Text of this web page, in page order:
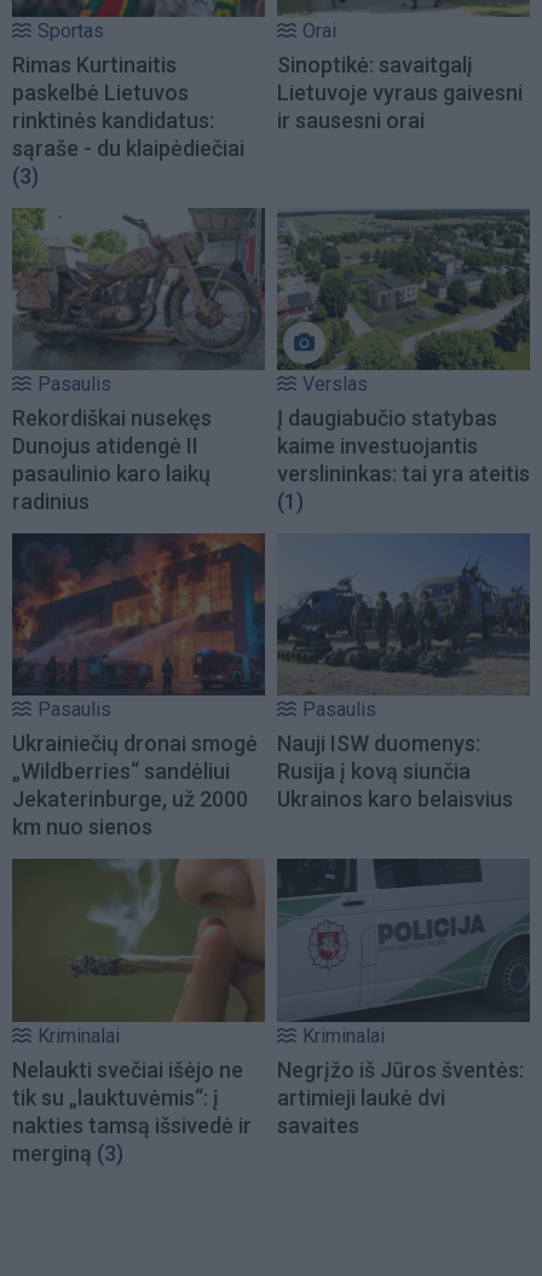
Sportas
Rimas Kurtinaitis
paskelbė Lietuvos
rinktinės kandidatus:
sąraše - du klaipėdiečiai
(3)
Orai
Sinoptikė: savaitgalį
Lietuvoje vyraus gaivesni
ir sausesni orai
Pasaulis
Rekordiškai nusekęs
Dunojus atidengė II
pasaulinio karo laikų
radinius
Verslas
Į daugiabučio statybas
kaime investuojantis
verslininkas: tai yra ateitis
(1)
Pasaulis
Ukrainiečių dronai smogė
„Wildberries“ sandėliui
Jekaterinburge, už 2000
km nuo sienos
Pasaulis
Nauji ISW duomenys:
Rusija į kovą siunčia
Ukrainos karo belaisvius
Kriminalai
Nelaukti svečiai išėjo ne
tik su „lauktuvėmis“: į
nakties tamsą išsivedė ir
merginą (3)
Kriminalai
Negrįžo iš Jūros šventės:
artimieji laukė dvi
savaites